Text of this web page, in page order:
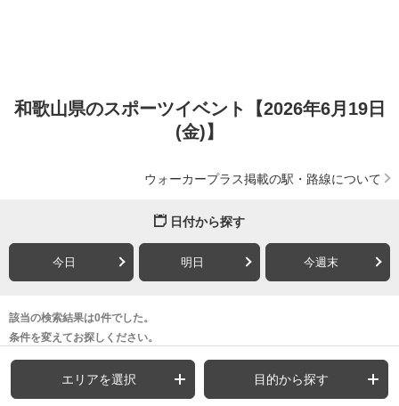
和歌山県のスポーツイベント【2026年6月19日
(金)】
ウォーカープラス掲載の駅・路線について
日付から探す
今日 明日 今週末
該当の検索結果は0件でした。
条件を変えてお探しください。
エリアを選択 目的から探す